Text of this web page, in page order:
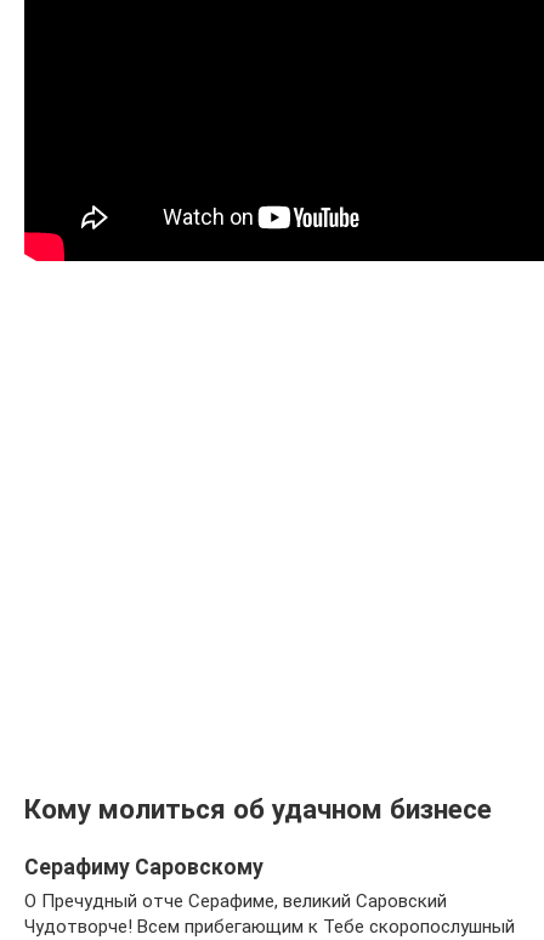
Кому молиться об удачном бизнесе
Серафиму Саровскому
О Пречудный отче Серафиме, великий Саровский
Чудотворче! Всем прибегающим к Тебе скоропослушный